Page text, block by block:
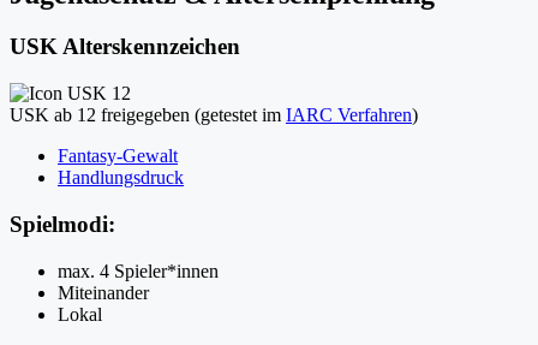
USK Alterskennzeichen
USK ab 12 freigegeben (getestet im IARC Verfahren)
Fantasy-Gewalt
Handlungsdruck
Spielmodi:
max. 4 Spieler*innen
Miteinander
Lokal